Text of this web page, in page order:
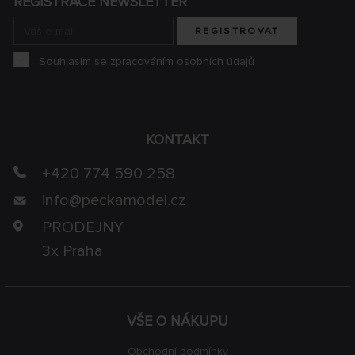
VŠE O NÁKUPU
Obchodní podmínky
KONTAKT
+420 774 590 258
info@peckamodel.cz
PRODEJNY
3x Praha
REGISTROVAT
Souhlasím se zpracováním osobních údajů